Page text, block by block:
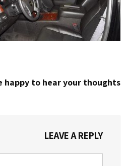
happy to hear your thoughts
LEAVE A REPLY